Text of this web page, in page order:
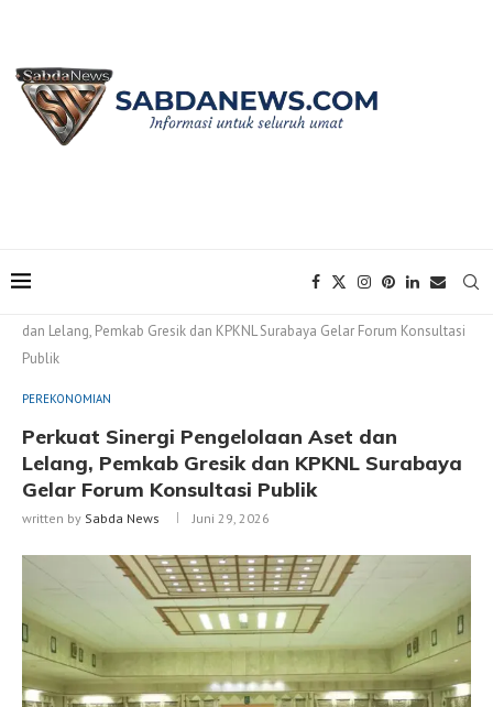
dan Lelang, Pemkab Gresik dan KPKNL Surabaya Gelar Forum Konsultasi
Publik
PEREKONOMIAN
Perkuat Sinergi Pengelolaan Aset dan
Lelang, Pemkab Gresik dan KPKNL Surabaya
Gelar Forum Konsultasi Publik
written by Sabda News Juni 29, 2026